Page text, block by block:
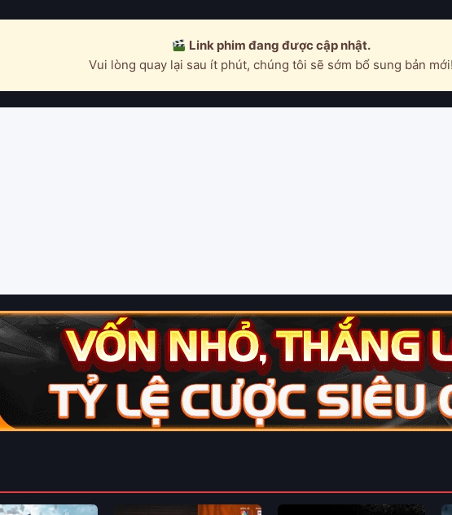
Link phim đang được cập nhật.
Vui lòng quay lại sau ít phút, chúng tôi sẽ sớm bổ sung bản